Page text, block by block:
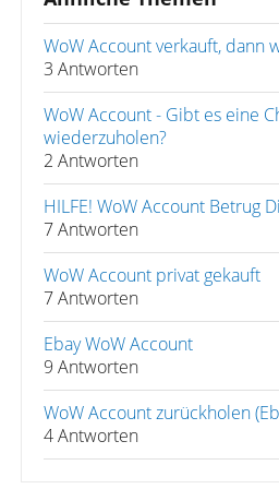
WoW Account verkauft, dann
3 Antworten
WoW Account - Gibt es eine
wiederzuholen?
2 Antworten
HILFE! WoW Account Betrug
7 Antworten
WoW Account privat gekauft
7 Antworten
Ebay WoW Account
9 Antworten
WoW Account zurückholen
4 Antworten